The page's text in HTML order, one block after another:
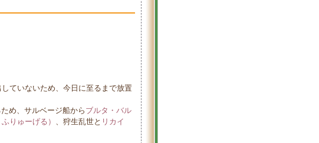
ていないため、今日に至るまで放置
め、サルベージ船から ブルタ・バル
りゅーげる） 、狩生乱世と リカイ